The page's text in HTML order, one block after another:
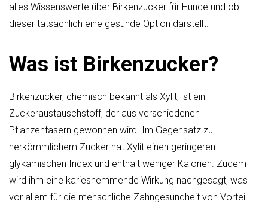
alles Wissenswerte über Birkenzucker für Hunde und ob
dieser tatsächlich eine gesunde Option darstellt.
Was ist Birkenzucker?
Birkenzucker, chemisch bekannt als Xylit, ist ein
Zuckeraustauschstoff, der aus verschiedenen
Pflanzenfasern gewonnen wird. Im Gegensatz zu
herkömmlichem Zucker hat Xylit einen geringeren
glykämischen Index und enthält weniger Kalorien. Zudem
wird ihm eine karieshemmende Wirkung nachgesagt, was
vor allem für die menschliche Zahngesundheit von Vorteil